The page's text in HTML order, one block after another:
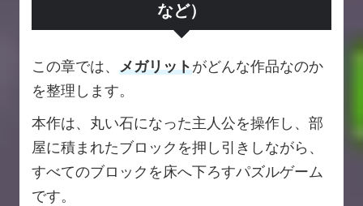
など）
この章では、 メガリットがどんな作品なのか
を整理します。
本作は、丸い石になった主人公を操作し、部
屋に積まれたブロックを押し引きしながら、
すべてのブロックを床へ下ろすパズルゲーム
です。